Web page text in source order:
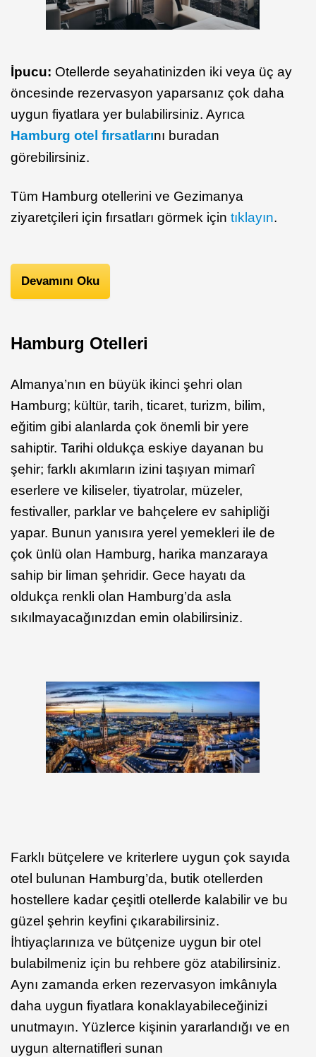
İpucu: Otellerde seyahatinizden iki veya üç ay
öncesinde rezervasyon yaparsanız çok daha
uygun fiyatlara yer bulabilirsiniz. Ayrıca
Hamburg otel fırsatlarını buradan
görebilirsiniz.
Tüm Hamburg otellerini ve Gezimanya
ziyaretçileri için fırsatları görmek için tıklayın.
Devamını Oku
Hamburg Otelleri
Almanya’nın en büyük ikinci şehri olan
Hamburg; kültür, tarih, ticaret, turizm, bilim,
eğitim gibi alanlarda çok önemli bir yere
sahiptir. Tarihi oldukça eskiye dayanan bu
şehir; farklı akımların izini taşıyan mimarî
eserlere ve kiliseler, tiyatrolar, müzeler,
festivaller, parklar ve bahçelere ev sahipliği
yapar. Bunun yanısıra yerel yemekleri ile de
çok ünlü olan Hamburg, harika manzaraya
sahip bir liman şehridir. Gece hayatı da
oldukça renkli olan Hamburg’da asla
sıkılmayacağınızdan emin olabilirsiniz.
Farklı bütçelere ve kriterlere uygun çok sayıda
otel bulunan Hamburg’da, butik otellerden
hostellere kadar çeşitli otellerde kalabilir ve bu
güzel şehrin keyfini çıkarabilirsiniz.
İhtiyaçlarınıza ve bütçenize uygun bir otel
bulabilmeniz için bu rehbere göz atabilirsiniz.
Aynı zamanda erken rezervasyon imkânıyla
daha uygun fiyatlara konaklayabileceğinizi
unutmayın. Yüzlerce kişinin yararlandığı ve en
uygun alternatifleri sunan